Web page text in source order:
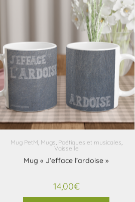
Mug PetM, Mugs, Poétiques et musicales,
Vaisselle
Mug « J’efface l’ardoise »
14,00€